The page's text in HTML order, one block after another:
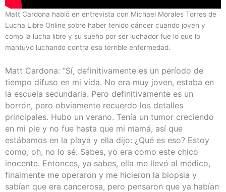
Matt Cardona habló en entrevista con Michael Morales Torres de
Lucha Libre Online sobre haber tenido cáncer cuando joven y
como la lucha libre y su sueño por ser luchador fue lo que lo
mantuvo luchando contra esa terrible enfermedad.
Matt Cardona: “Sí, definitivamente es un período de
tiempo difuso en mi vida. No era muy joven, estaba en
la escuela secundaria. Pero definitivamente es un
borrón, pero obviamente recuerdo los detalles
principales. Hubo un verano. Tenía un tumor creciendo
en mi pie y no fue hasta que mi mamá, así que
estábamos en la playa y ella dijo: ¿Qué es eso? Estoy
como, oh, no lo sé. Sabes, yo era como este chico
inocente. Entonces, ya sabes, ella me llevó al médico,
finalmente me operaron y me hicieron la biopsia y
sabían que era cancerosa, pero pensaron que ya habían